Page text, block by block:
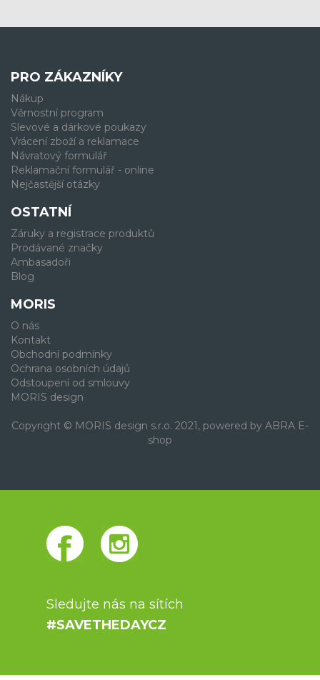
PRO ZÁKAZNÍKY
Nákup
Věrnostní program
Slevové a dárkové poukazy
Vrácení zboží a reklamace
Návratový formulář
Reklamační formulář - online
Nejčastější otázky
OSTATNÍ
Záruky a registrace produktů
Prodávané značky
Ambasadoři
Blog
MORIS
O nás
Kontakt
Obchodní podmínky
Ochrana osobních údajů
Odstoupení od smlouvy
MORIS design
Copyright © MORIS design s.r.o. 2021, powered by ABRA E-
shop
Sledujte nás na sítích
#SAVETHEDAYCZ